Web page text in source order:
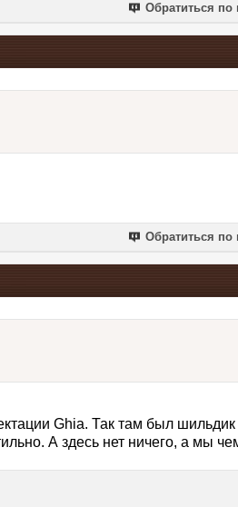
Обратиться по
Обратиться по
Ghia. Так там был
А здесь нет ничего, а мы